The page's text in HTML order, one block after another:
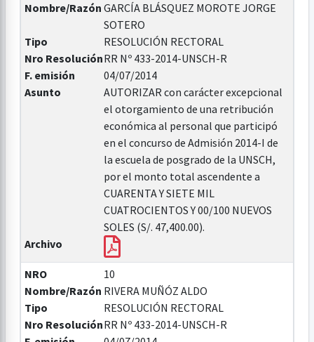
Nombre/Razón GARCÍA BLÁSQUEZ MOROTE JORGE
SOTERO
Tipo
RESOLUCIÓN RECTORAL
Nro ResoluciónRR Nº 433-2014-UNSCH-R
F. emisión
04/07/2014
Asunto
AUTORIZAR con carácter excepcional
el otorgamiento de una retribución
económica al personal que participó
en el concurso de Admisión 2014-I de
la escuela de posgrado de la UNSCH,
por el monto total ascendente a
CUARENTA Y SIETE MIL
CUATROCIENTOS Y 00/100 NUEVOS
SOLES (S/. 47,400.00).
Archivo
NRO
10
Nombre/Razón RIVERA MUÑÓZ ALDO
Tipo
RESOLUCIÓN RECTORAL
Nro ResoluciónRR Nº 433-2014-UNSCH-R